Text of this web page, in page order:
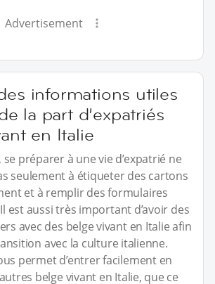
Advertisement
informations utiles
la part d’expatriés
en Italie
préparer à une vie d’expatrié ne
seulement à étiqueter des cartons
et à remplir des formulaires
est aussi très important d’avoir des
avec des belge vivant en Italie afin
avec la culture italienne.
permet d’entrer facilement en
belge vivant en Italie, que ce